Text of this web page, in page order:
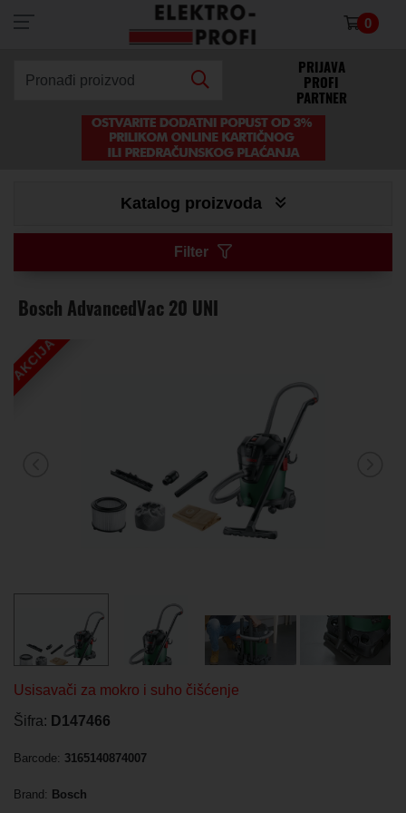
×
0
Pronađi proizvod
PRIJAVA
PROFI
PARTNER
Katalog proizvoda
Filter
Bosch AdvancedVac 20 UNI
AKCIJA
Usisavači za mokro i suho čišćenje
Šifra: D147466
Barcode: 3165140874007
Brand: Bosch